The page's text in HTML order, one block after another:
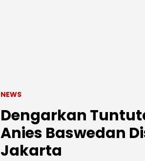
NEWS
Dengarkan
Anies Baswedan
Jakarta